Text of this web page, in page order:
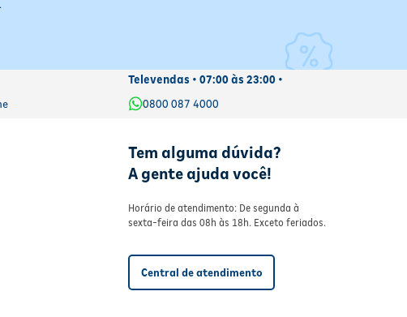
Televendas • 07:00 às 23:00 •
0800 087 4000
Tem alguma dúvida?
A gente ajuda você!
Horário de atendimento: De segunda à
sexta-feira das 08h às 18h. Exceto feriados.
Central de atendimento